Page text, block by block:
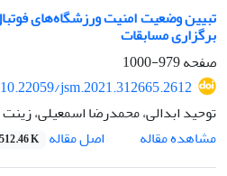
تبیین وضعیت امنیت ورزشگاه‌های
برگزاری مسابقات
صفحه979-1000
jsm.2021.312665.2612
توحید ابدالی، محمدرضا اسمعیلی،
مشاهده مقاله
اصل مقاله 512.46 K